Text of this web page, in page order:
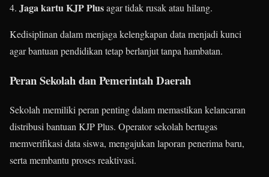
Jaga kartu KJP Plusagar tidak rusak atau hilang.
Kedisiplinan dalam menjaga kelengkapan data menjadi kunci
agar bantuan pendidikan tetap berlanjut tanpa hambatan.
Peran Sekolah dan Pemerintah Daerah
Sekolah memiliki peran penting dalam memastikan kelancaran
distribusi bantuan KJP Plus. Operator sekolah bertugas
memverifikasi data siswa, mengajukan laporan penerima baru,
serta membantu proses reaktivasi.